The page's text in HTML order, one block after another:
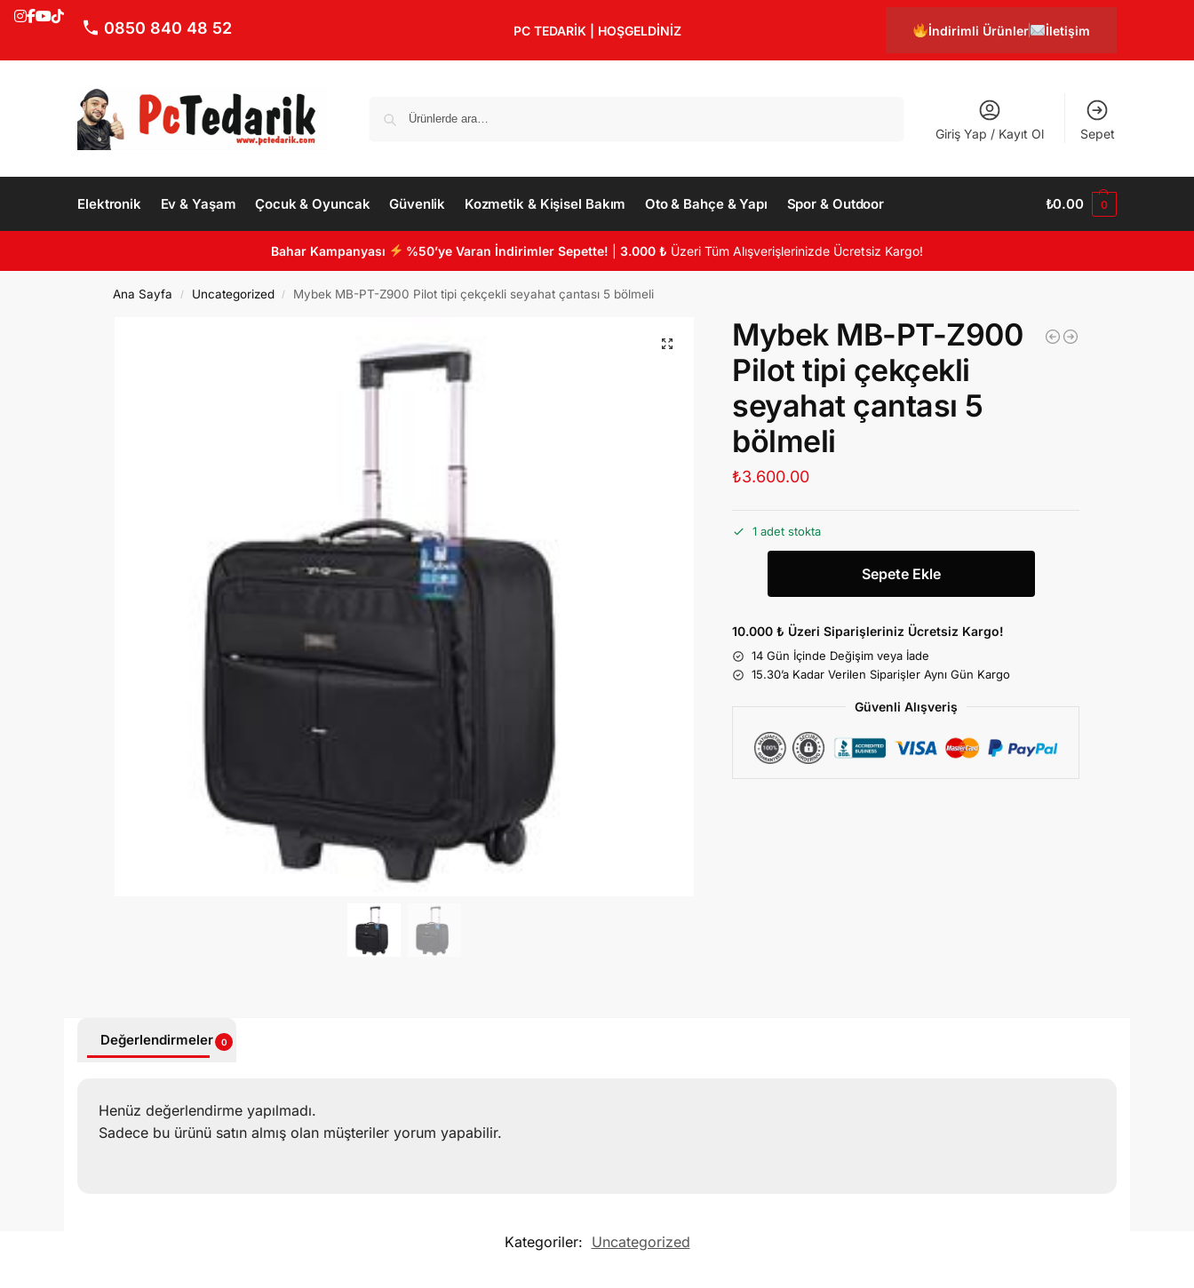
0850 840 48 52 PC TEDARİK | HOŞGELDİNİZ İndirimli Ürünler İletişim
Giriş Yap / Kayıt Ol Sepet
Elektronik Ev & Yaşam Çocuk & Oyuncak Güvenlik Kozmetik & Kişisel Bakım Oto & Bahçe & Yapı Spor & Outdoor ₺0.00 0
Bahar Kampanyası %50’ye Varan İndirimler Sepette! |3.000 ₺ Üzeri Tüm Alışverişlerinizde Ücretsiz Kargo!
Ana Sayfa / Uncategorized / Mybek MB-PT-Z900 Pilot tipi çekçekli seyahat çantası 5 bölmeli
Mybek MB-PT-Z900
Pilot tipi çekçekli
seyahat çantası 5
bölmeli
₺3.600.00
1 adet stokta
Sepete Ekle
10.000 ₺ Üzeri Siparişleriniz Ücretsiz Kargo!
14 Gün İçinde Değişim veya İade
15.30’a Kadar Verilen Siparişler Aynı Gün Kargo
Güvenli Alışveriş
Değerlendirmeler 0
Henüz değerlendirme yapılmadı.
Sadece bu ürünü satın almış olan müşteriler yorum yapabilir.
Kategoriler: Uncategorized